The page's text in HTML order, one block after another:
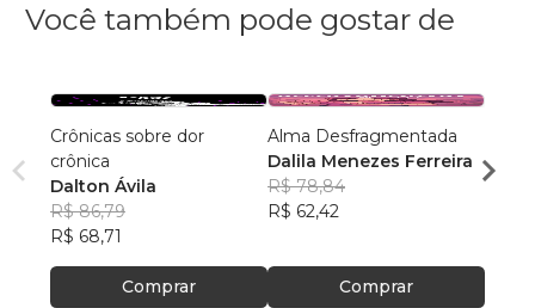
Você também pode gostar de
Crônicas sobre dor
crônica
Dalton Ávila
R$ 86,79
R$ 68,71
Comprar
Alma Desfragmentada
Dalila Menezes Ferreira
R$ 78,84
R$ 62,42
Comprar
R$